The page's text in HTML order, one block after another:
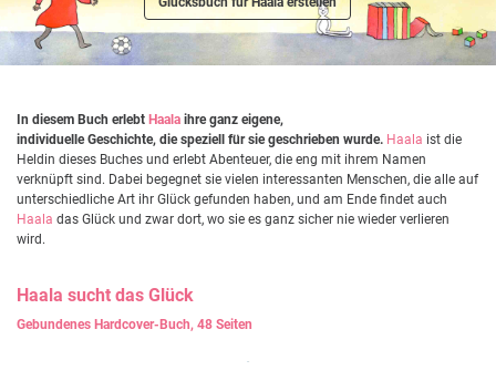
In diesem Buch erlebt Haala ihre ganz eigene,
individuelle Geschichte, die speziell für sie geschrieben wurde. Haala ist die
Heldin dieses Buches und erlebt Abenteuer, die eng mit ihrem Namen
verknüpft sind. Dabei begegnet sie vielen interessanten Menschen, die alle auf
unterschiedliche Art ihr Glück gefunden haben, und am Ende findet auch
Haala das Glück und zwar dort, wo sie es ganz sicher nie wieder verlieren
wird.
Haala sucht das Glück
Gebundenes Hardcover-Buch, 48 Seiten